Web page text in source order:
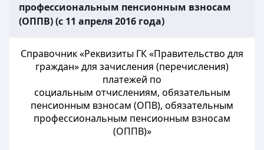
профессиональным пенсионным взносам
(ОППВ) (с 11 апреля 2016 года)
Справочник «Реквизиты ГК «Правительство для
граждан» для зачисления (перечисления)
платежей по
социальным отчислениям, обязательным
пенсионным взносам (ОПВ), обязательным
профессиональным пенсионным взносам
(ОППВ)»